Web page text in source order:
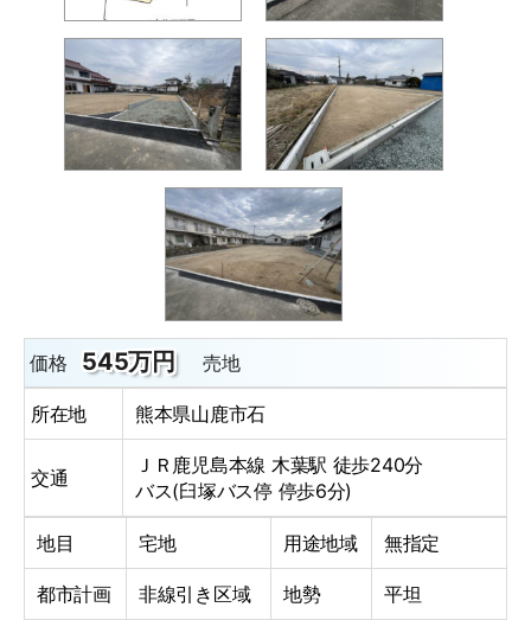
価格 545万円 売地
所在地 熊本県山鹿市石
交通
ＪＲ鹿児島本線 木葉駅 徒歩240分
バス(臼塚バス停 停歩6分)
地目 宅地 用途地域 無指定
都市計画 非線引き区域 地勢 平坦